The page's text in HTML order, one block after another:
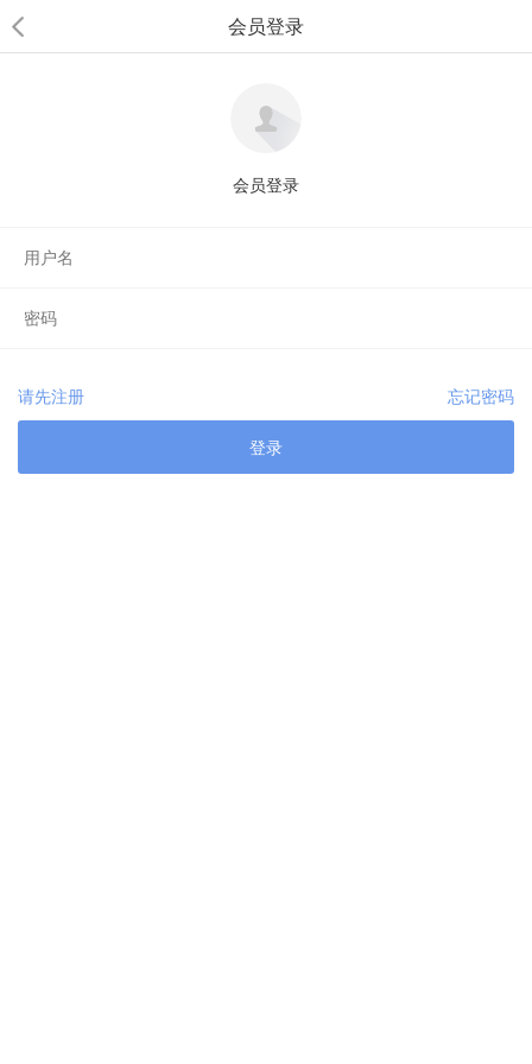
会员登录
会员登录
请先注册 忘记密码
登录